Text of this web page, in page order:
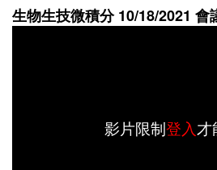
生物生技微積分 10/18/2021 會
影片限制登入才